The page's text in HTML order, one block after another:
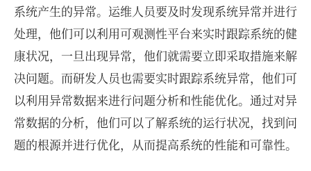
系统产生的异常。运维人员要及时发现系统异常并进行
处理，他们可以利用可观测性平台来实时跟踪系统的健
康状况，一旦出现异常，他们就需要立即采取措施来解
决问题。而研发人员也需要实时跟踪系统异常，他们可
以利用异常数据来进行问题分析和性能优化。通过对异
常数据的分析，他们可以了解系统的运行状况，找到问
题的根源并进行优化，从而提高系统的性能和可靠性。